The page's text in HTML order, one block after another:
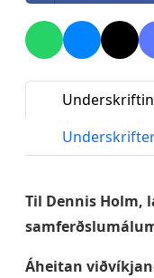
Til Dennis Holm,
Áheitan